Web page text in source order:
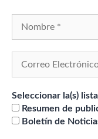
Seleccionar la(s)
Resumen de
Boletín de